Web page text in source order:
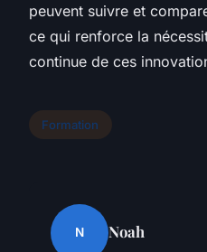
peuvent suivre et
ce qui renforce la
continue de ces
Formation
N Noah